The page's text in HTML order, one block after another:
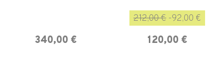
Prix
340,00 €
Prix de base
212,00 € -92,00 €
120,00 €